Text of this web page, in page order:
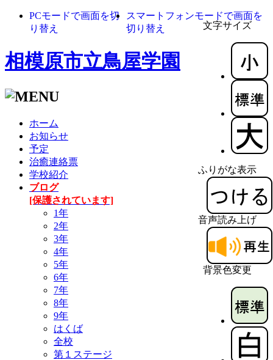
文字サイズ
ふりがな表示
音声読み上げ
背景色変更
PCモードで画面を切
り替え
スマートフォンモードで画面を
切り替え
相模原市立鳥屋学園
ホーム
お知らせ
予定
治癒連絡票
学校紹介
ブログ
[保護されています]
1年
2年
3年
4年
5年
6年
7年
8年
9年
はくば
全校
第１ステージ